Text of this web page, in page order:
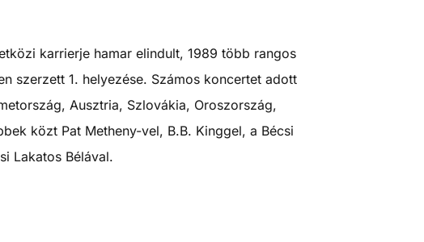
karrierje hamar elindult, 1989 több rangos
szerzett 1. helyezése. Számos koncertet adott
Ausztria, Szlovákia, Oroszország,
közt Pat Metheny-vel, B.B. Kinggel, a Bécsi
Lakatos Bélával.